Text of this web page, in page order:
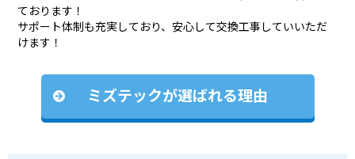
ております！
サポート体制も充実しており、安心して交換工事していいただ
けます！
ミズテックが選ばれる理由